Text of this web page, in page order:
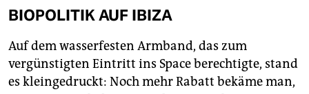
BIOPOLITIK AUF IBIZA
Auf dem wasserfesten Armband, das zum
vergünstigten Eintritt ins Space berechtigte, stand
es kleingedruckt: Noch mehr Rabatt bekäme man,